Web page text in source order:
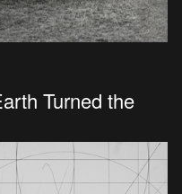
Turned the